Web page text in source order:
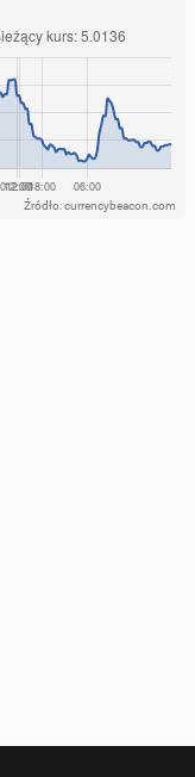
Źródło: currencybeacon.com